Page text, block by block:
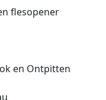
flesopener
en Ontpitten